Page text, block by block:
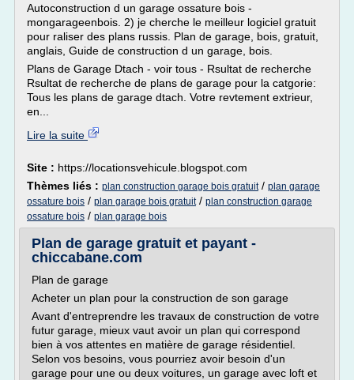
Autoconstruction d un garage ossature bois -
mongarageenbois. 2) je cherche le meilleur logiciel gratuit
pour raliser des plans russis. Plan de garage, bois, gratuit,
anglais, Guide de construction d un garage, bois.
Plans de Garage Dtach - voir tous - Rsultat de recherche
Rsultat de recherche de plans de garage pour la catgorie:
Tous les plans de garage dtach. Votre revtement extrieur,
en...
Lire la suite
Site : https://locationsvehicule.blogspot.com
Thèmes liés : plan construction garage bois gratuit/ plan garage
ossature bois / plan garage bois gratuit/ plan construction garage
ossature bois / plan garage bois
Plan de garage gratuit et payant -
chiccabane.com
Plan de garage
Acheter un plan pour la construction de son garage
Avant d'entreprendre les travaux de construction de votre
futur garage, mieux vaut avoir un plan qui correspond
bien à vos attentes en matière de garage résidentiel.
Selon vos besoins, vous pourriez avoir besoin d'un
garage pour une ou deux voitures, un garage avec loft et